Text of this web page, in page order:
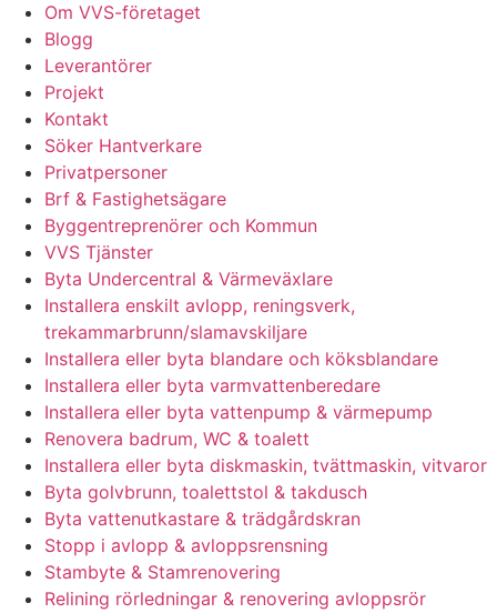
Om VVS-företaget
Blogg
Leverantörer
Projekt
Kontakt
Söker Hantverkare
Privatpersoner
Brf & Fastighetsägare
Byggentreprenörer och Kommun
VVS Tjänster
Byta Undercentral & Värmeväxlare
Installera enskilt avlopp, reningsverk,
trekammarbrunn/slamavskiljare
Installera eller byta blandare och köksblandare
Installera eller byta varmvattenberedare
Installera eller byta vattenpump & värmepump
Renovera badrum, WC & toalett
Installera eller byta diskmaskin, tvättmaskin, vitvaror
Byta golvbrunn, toalettstol & takdusch
Byta vattenutkastare & trädgårdskran
Stopp i avlopp & avloppsrensning
Stambyte & Stamrenovering
Relining rörledningar & renovering avloppsrör